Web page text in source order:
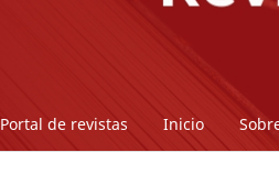
Portal de revistas Inicio